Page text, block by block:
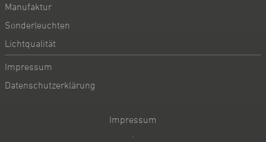
Manufaktur
Sonderleuchten
Lichtqualität
Impressum
Datenschutzerklärung
Impressum
·